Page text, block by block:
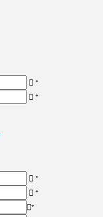
*
*
*
*
*